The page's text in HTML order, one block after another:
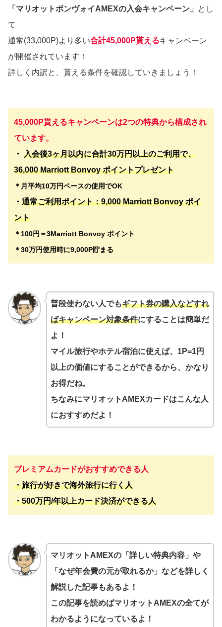
「マリオットボンヴォイAMEXの入会キャンペーン」
とし
て
通常(33,000P)より多い合計45,000P貰えるキャンペーン
が開催されています！
詳しく内訳と、貰える条件を確認していきましょう！
45,000P貰えるキャンペーンは2つの特典から構成され
ています。
・ 入会後3ヶ月以内に合計30万円以上のご利用で、
36,000 Marriott Bonvoy ポイントプレゼント
＊月平均10万円ペースの使用でOK
・ 通常ご利用ポイント：9,000 Marriott Bonvoy ポイ
ント
＊100円＝3Marriott Bonvoy ポイント
＊30万円使用時に9,000P貯まる
普段使わない人でもギフト券の購入などすれ
ばキャンペーン対象条件にすることは簡単だ
よ！
マイル旅行やホテル宿泊に使えば、1P=1円
以上の価値にすることができるから、かなり
お得だね。
ちなみにマリオットAMEXカードはこんな人
におすすめだよ！
プレミアムカードがおすすめできる人
・旅行が好きで海外旅行に行く人
・500万円/年以上カード決済ができる人
マリオットAMEXの「詳しい特典内容」や
「なぜ年会費の元が取れるか」などを詳しく
解説した記事もあるよ！
この記事を読めばマリオットAMEXの全てが
わかるようになっているよ！